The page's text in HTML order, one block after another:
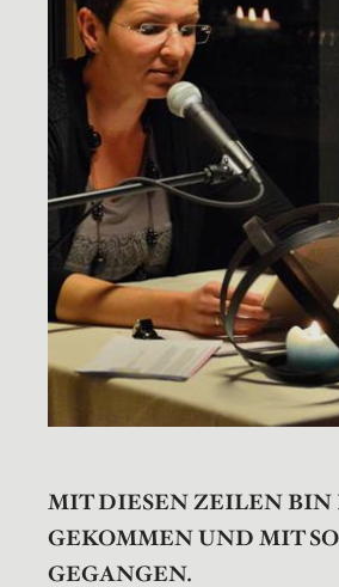
MIT DIESEN ZEILEN BIN
GEKOMMEN UND MIT
GEGANGEN.